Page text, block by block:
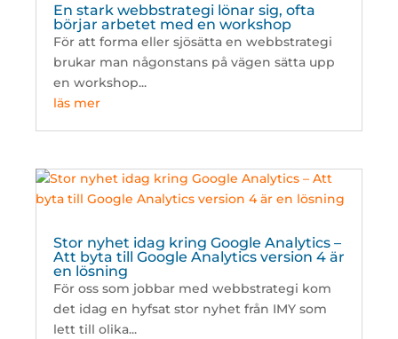
En stark webbstrategi lönar sig, ofta
börjar arbetet med en workshop
För att forma eller sjösätta en webbstrategi
brukar man någonstans på vägen sätta upp
en workshop...
läs mer
Stor nyhet idag kring Google Analytics –
Att byta till Google Analytics version 4 är
en lösning
För oss som jobbar med webbstrategi kom
det idag en hyfsat stor nyhet från IMY som
lett till olika...